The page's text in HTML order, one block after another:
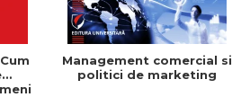
Management comercial si
politici de marketing